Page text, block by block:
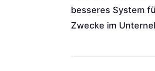
besseres System
Zwecke im